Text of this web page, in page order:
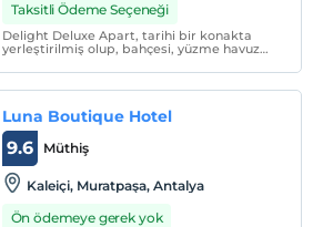
Taksitli Ödeme Seçeneği
Delight Deluxe Apart, tarihi bir konakta
yerleştirilmiş olup, bahçesi, yüzme havuzu
sahiptir.
Luna Boutique Hotel
Müthiş
9.6
Kaleiçi, Muratpaşa, Antalya
Ön ödemeye gerek yok